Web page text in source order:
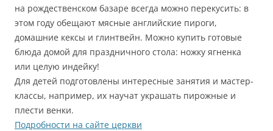
на рождественском базаре всегда можно перекусить: в
этом году обещают мясные английские пироги,
домашние кексы и глинтвейн. Можно купить готовые
блюда домой для праздничного стола: ножку ягненка
или целую индейку!
Для детей подготовлены интересные занятия и мастер-
классы, например, их научат украшать пирожные и
плести венки.
Подробности на сайте церкви